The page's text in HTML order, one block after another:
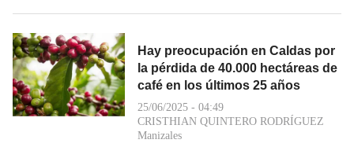
Hay preocupación en Caldas por
la pérdida de 40.000 hectáreas de
café en los últimos 25 años
25/06/2025 - 04:49
CRISTHIAN QUINTERO RODRÍGUEZ
Manizales